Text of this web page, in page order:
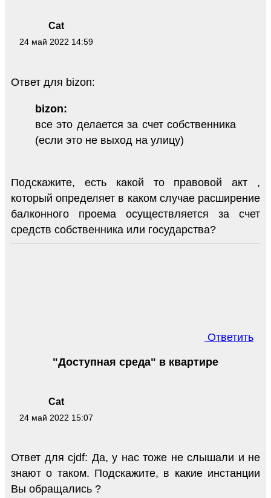
Cat
24 май 2022 14:59
Ответ для bizon:
bizon:
все это делается за счет собственника
(если это не выход на улицу)
Подскажите, есть какой то правовой акт ,
который определяет в каком случае расширение
балконного проема осуществляется за счет
средств собственника или государства?
Ответить
Cat
24 май 2022 15:07
"Доступная среда" в квартире
Ответ для cjdf: Да, у нас тоже не слышали и не
знают о таком. Подскажите, в какие инстанции
Вы обращались ?